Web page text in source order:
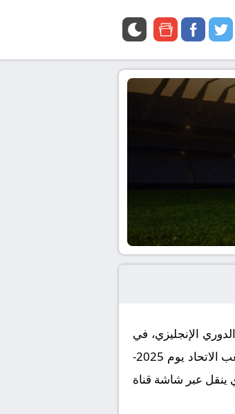
facebook
google
الإنجليزي، في
لقاء مرتقب يعد بالإثارة والتشويق نظراً لقوة الفريقين ورغبتهما في تحقيق الانتصار. تقام المباراة على أرضية ملعب ملعب الاتحاد يوم 2025-
الذي ينقل عبر شاشة قناة